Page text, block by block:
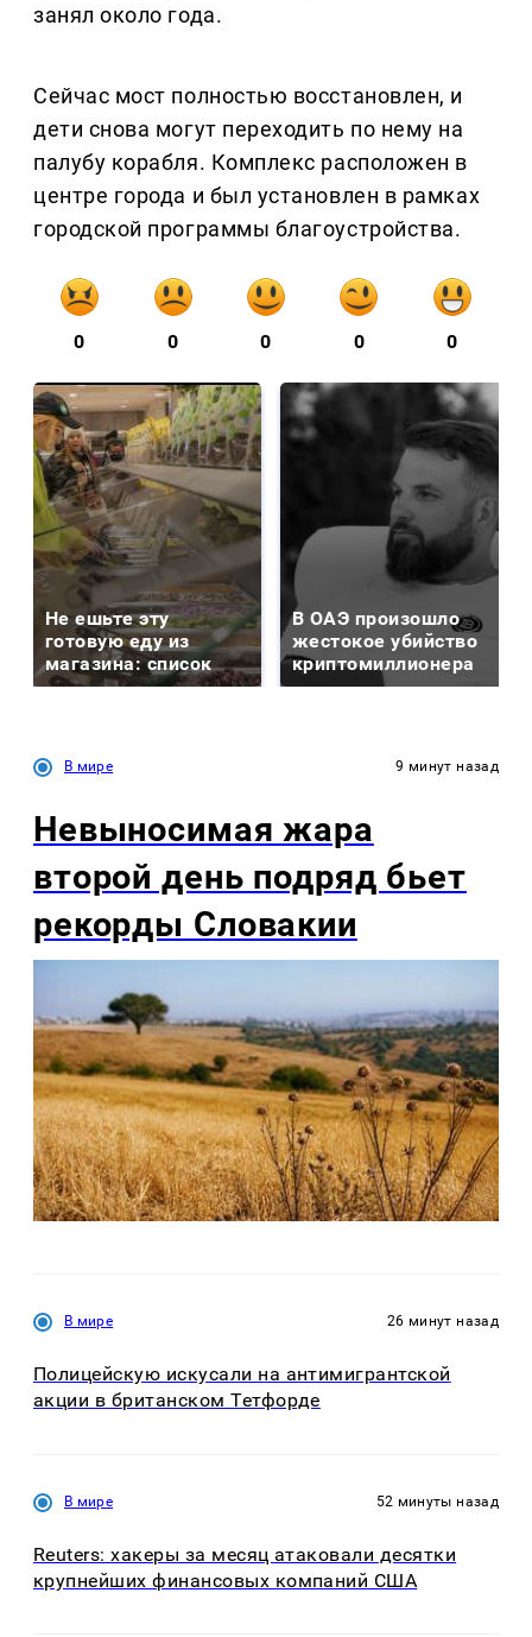
занял около года.
Сейчас мост полностью восстановлен, и
дети снова могут переходить по нему на
палубу корабля. Комплекс расположен в
центре города и был установлен в рамках
городской программы благоустройства.
0 0 0 0 0
Не ешьте эту
готовую еду из
магазина: список
В ОАЭ произошло
жестокое убийство
криптомиллионера
В мире 9 минут назад
Невыносимая жара
второй день подряд бьет
рекорды Словакии
В мире 26 минут назад
Полицейскую искусали на антимигрантской
акции в британском Тетфорде
В мире 52 минуты назад
Reuters: хакеры за месяц атаковали десятки
крупнейших финансовых компаний США